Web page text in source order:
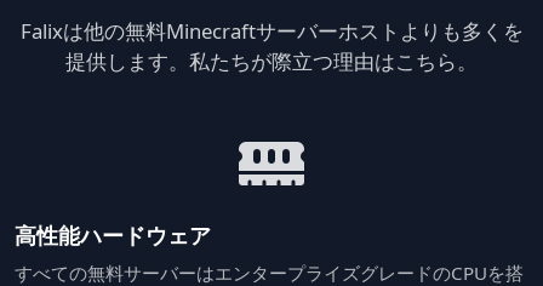
Falixは他の無料Minecraftサーバーホストよりも多くを
提供します。私たちが際立つ理由はこちら。
高性能ハードウェア
すべての無料サーバーはエンタープライズグレードのCPUを搭